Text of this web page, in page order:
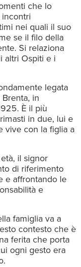
che lo
nei quali il suo
se il filo della
Si relaziona
altri Ospiti e i
legata
in
È il più
in due, lui e
vive con la figlia a
il signor
di riferimento
e affrontando le
e
famiglia va a
contesto che è
ferita che porta
ogni gesto era